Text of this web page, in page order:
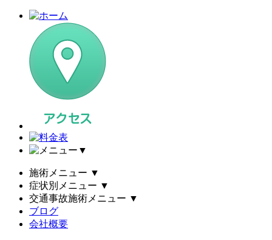
▼
施術メニュー ▼
症状別メニュー ▼
交通事故施術メニュー ▼
ブログ
会社概要